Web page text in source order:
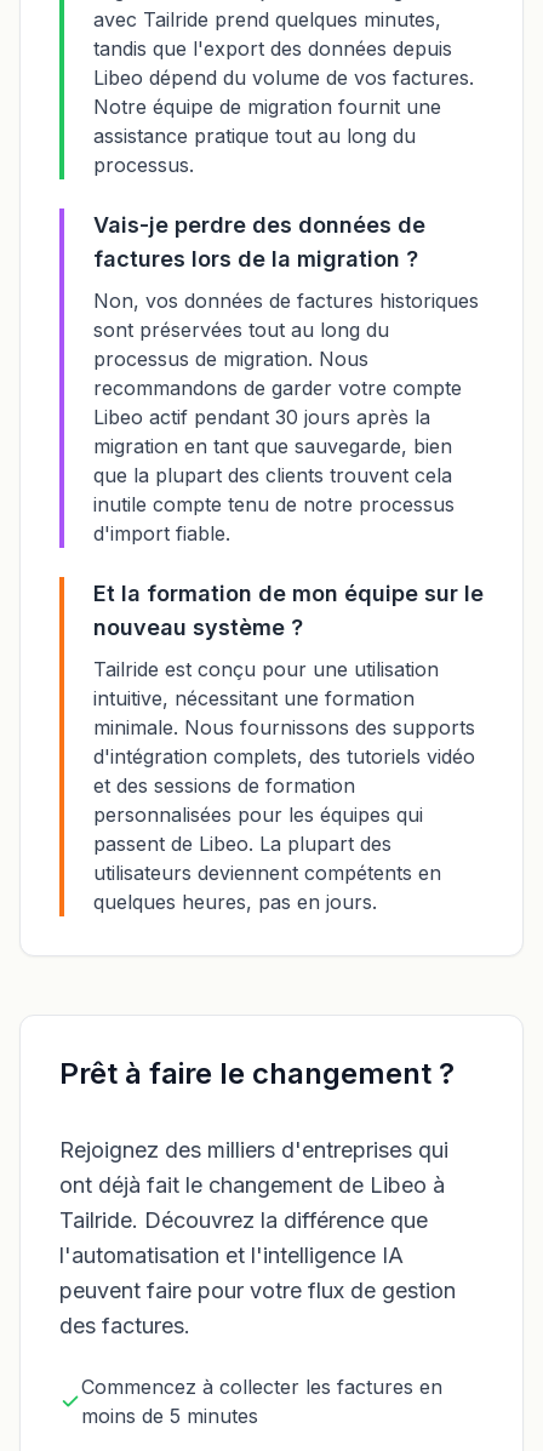
avec Tailride prend quelques minutes,
tandis que l'export des données depuis
Libeo dépend du volume de vos factures.
Notre équipe de migration fournit une
assistance pratique tout au long du
processus.
Vais-je perdre des données de
factures lors de la migration ?
Non, vos données de factures historiques
sont préservées tout au long du
processus de migration. Nous
recommandons de garder votre compte
Libeo actif pendant 30 jours après la
migration en tant que sauvegarde, bien
que la plupart des clients trouvent cela
inutile compte tenu de notre processus
d'import fiable.
Et la formation de mon équipe sur le
nouveau système ?
Tailride est conçu pour une utilisation
intuitive, nécessitant une formation
minimale. Nous fournissons des supports
d'intégration complets, des tutoriels vidéo
et des sessions de formation
personnalisées pour les équipes qui
passent de Libeo. La plupart des
utilisateurs deviennent compétents en
quelques heures, pas en jours.
Prêt à faire le changement ?
Rejoignez des milliers d'entreprises qui
ont déjà fait le changement de Libeo à
Tailride. Découvrez la différence que
l'automatisation et l'intelligence IA
peuvent faire pour votre flux de gestion
des factures.
Commencez à collecter les factures en
moins de 5 minutes